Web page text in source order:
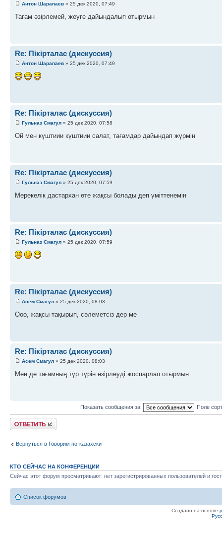
Антон Шарапаев » 25 дек 2020, 07:49
Тағам әзірлемей, жеуге дайындалып отырмын
Re: Пікірталас (дискуссия)
Антон Шарапаев » 25 дек 2020, 07:49
Re: Пікірталас (дискуссия)
Гульназ Смагул » 25 дек 2020, 07:58
Ой мен күштиии күштиии салат, тағамдар дайындап жүрмін
Re: Пікірталас (дискуссия)
Гульназ Смагул » 25 дек 2020, 07:59
Мерекелік дастархан өте жақсы болады деп үміттенемін
Re: Пікірталас (дискуссия)
Гульназ Смагул » 25 дек 2020, 07:59
Re: Пікірталас (дискуссия)
Асем Смагул » 25 дек 2020, 08:03
Ооо, жақсы тақырып, сәлеметсіз дер ме
Re: Пікірталас (дискуссия)
Асем Смагул » 25 дек 2020, 08:03
Мен де тағамның түр түрін әзірлеуді жоспарлап отырмын
Показать сообщения за: Поле
Ответить
Вернуться в Говорим по-казахски
КТО СЕЙЧАС НА КОНФЕРЕНЦИИ
Сейчас этот форум просматривают: нет зарегистрированных пользователей и
Список форумов
Создано на основе